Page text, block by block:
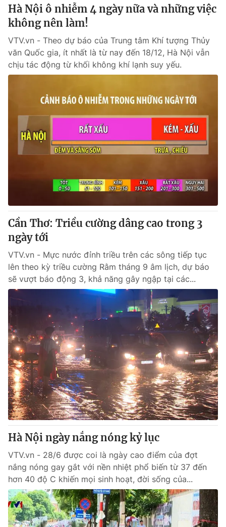
Hà Nội ô nhiễm 4 ngày nữa và những việc
không nên làm!
VTV.vn - Theo dự báo của Trung tâm Khí tượng Thủy
văn Quốc gia, ít nhất là từ nay đến 18/12, Hà Nội vẫn
chịu tác động từ khối không khí lạnh suy yếu.
Cần Thơ: Triều cường dâng cao trong 3
ngày tới
VTV.vn - Mực nước đỉnh triều trên các sông tiếp tục
lên theo kỳ triều cường Rằm tháng 9 âm lịch, dự báo
sẽ vượt báo động 3, khả năng gây ngập tại các...
Hà Nội ngày nắng nóng kỷ lục
VTV.vn - 28/6 được coi là ngày cao điểm của đợt
nắng nóng gay gắt với nền nhiệt phổ biến từ 37 đến
hơn 40 độ C khiến mọi sinh hoạt, đời sống của...